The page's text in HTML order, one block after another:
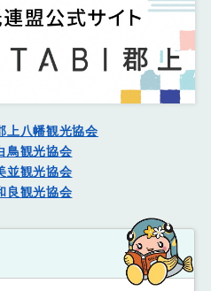
上八幡観光協会
鳥観光協会
並観光協会
良観光協会